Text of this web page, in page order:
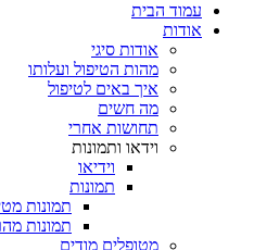
עמוד הבית
אודות
אודות סיגי
מהות הטיפול ועלותו
איך באים לטיפול
מה חשים
תחושות אחרי
וידאו ותמונות
וידיאו
תמונות
תמונות
תמונות
מטופלים מודים